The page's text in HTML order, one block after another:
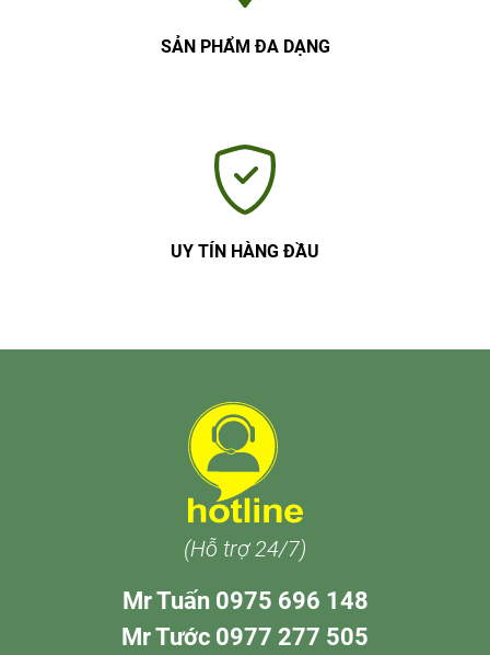
SẢN PHẨM ĐA DẠNG
UY TÍN HÀNG ĐẦU
(Hỗ trợ 24/7)
Mr Tuấn 0975 696 148
Mr Tước 0977 277 505